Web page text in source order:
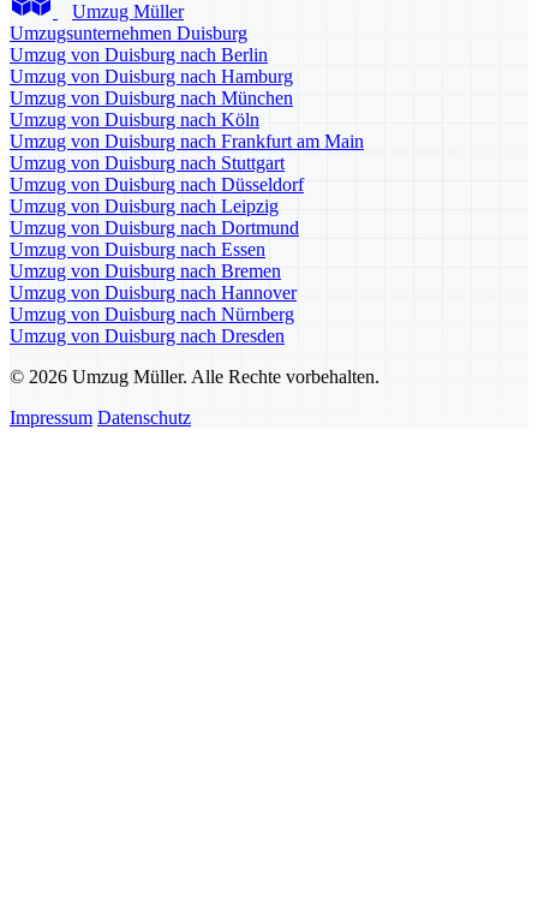
Umzug Müller
Umzugsunternehmen Duisburg
Umzug von Duisburg nach Berlin
Umzug von Duisburg nach Hamburg
Umzug von Duisburg nach München
Umzug von Duisburg nach Köln
Umzug von Duisburg nach Frankfurt am Main
Umzug von Duisburg nach Stuttgart
Umzug von Duisburg nach Düsseldorf
Umzug von Duisburg nach Leipzig
Umzug von Duisburg nach Dortmund
Umzug von Duisburg nach Essen
Umzug von Duisburg nach Bremen
Umzug von Duisburg nach Hannover
Umzug von Duisburg nach Nürnberg
Umzug von Duisburg nach Dresden
© 2026 Umzug Müller. Alle Rechte vorbehalten.
Impressum Datenschutz